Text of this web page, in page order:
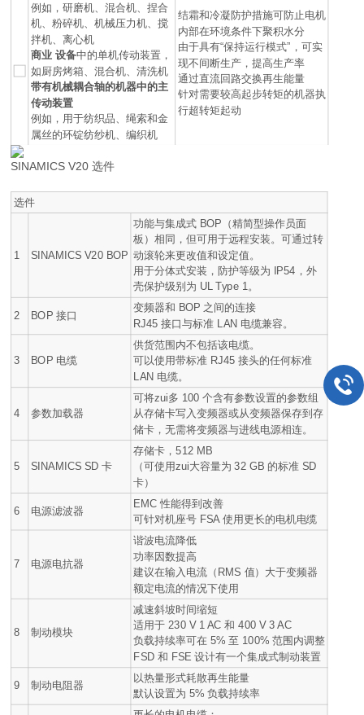
例如，研磨机、混合机、捏合
机、粉碎机、机械压力机、搅
拌机、离心机
商业 设备中的单机传动装置，
如厨房烤箱、混合机、清洗机
带有机械耦合轴的机器中的主
传动装置
例如，用于纺织品、绳索和金
属丝的环锭纺纱机、编织机
结霜和冷凝防护措施可防止电机
内部在环境条件下聚积水分
由于具有“保持运行模式”，可实
现不间断生产，提高生产率
通过直流回路交换再生能量
针对需要较高起步转矩的机器执
行超转矩起动
SINAMICS V20 选件
选件
1 SINAMICS V20 BOP
功能与集成式 BOP（精简型操作员面
板）相同，但可用于远程安装。可通过转
动滚轮来更改值和设定值。
用于分体式安装，防护等级为 IP54，外
壳保护级别为 UL Type 1。
2 BOP 接口
变频器和 BOP 之间的连接
RJ45 接口与标准 LAN 电缆兼容。
3 BOP 电缆
供货范围内不包括该电缆。
可以使用带标准 RJ45 接头的任何标准
LAN 电缆。
4 参数加载器
可将zui多 100 个含有参数设置的参数组
从存储卡写入变频器或从变频器保存到存
储卡，无需将变频器与进线电源相连。
5 SINAMICS SD 卡
存储卡，512 MB
（可使用zui大容量为 32 GB 的标准 SD
卡）
6 电源滤波器
EMC 性能得到改善
可针对机座号 FSA 使用更长的电机电缆
7 电源电抗器
谐波电流降低
功率因数提高
建议在输入电流（RMS 值）大于变频器
额定电流的情况下使用
8 制动模块
减速斜坡时间缩短
适用于 230 V 1 AC 和 400 V 3 AC
负载持续率可在 5% 至 100% 范围内调整
FSD 和 FSE 设计有一个集成式制动装置
9 制动电阻器
以热量形式耗散再生能量
默认设置为 5% 负载持续率